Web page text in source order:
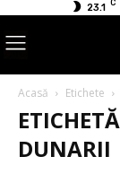
23.1 C
Acasă Etichete
DUNARII